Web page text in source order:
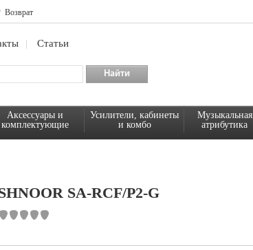
Возврат
Статьи
Аксессуары и
комплектующие
Усилители, кабинеты
и комбо
Музыкальная
атрибутика
SA-RCF/P2-G